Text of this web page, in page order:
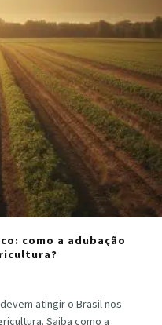
como a adubação
atingir o Brasil nos
Saiba como a